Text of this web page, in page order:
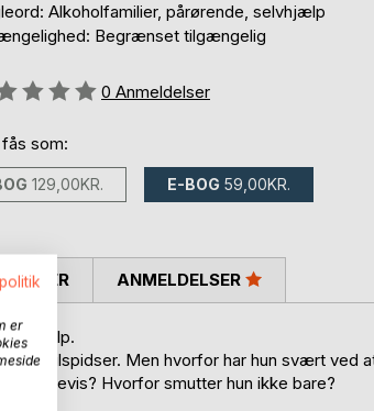
Alkoholfamilier, pårørende, selvhjælp
Begrænset tilgængelig
0 Anmeldelser
fås som:
129,00KR. E-BOG 59,00KR.
for hjælp.
tilspidser. Men hvorfor har hun svært ved
i årevis? Hvorfor smutter hun ikke bare?
ANMELDELSER
er